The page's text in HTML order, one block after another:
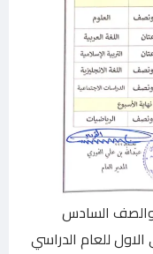
والصف السادس
للعام الدراسي